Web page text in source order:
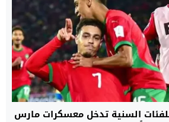
للفئات السنية تدخل معسكرات مارس